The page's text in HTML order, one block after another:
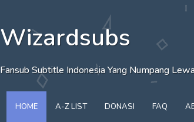
Wizardsubs
Fansub Subtitle Indonesia Yang Numpang
HOME A-Z LIST DONASI FAQ